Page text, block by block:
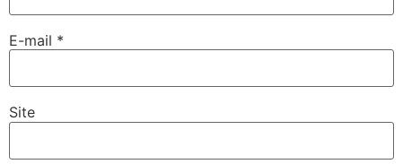
E-mail *
Site